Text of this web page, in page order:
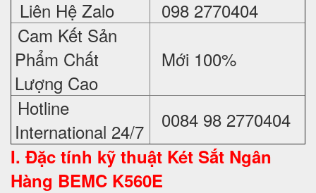
Liên Hệ Zalo
098 2770404
Cam Kết Sản
Phẩm Chất
Lượng Cao
Mới 100%
Hotline
International 24/7
0084 98 2770404
I. Đặc tính kỹ thuật Két Sắt Ngân
Hàng BEMC K560E